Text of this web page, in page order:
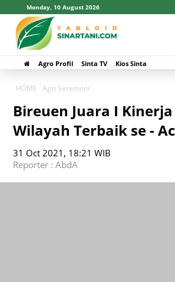
Monday, 10 August 2026
Agro Profil Sinta TV Kios Sinta
HOME Agri Seremoni
Bireuen Juara I Kinerja
Wilayah Terbaik se -
31 Oct 2021, 18:21 WIB
Reporter : AbdA